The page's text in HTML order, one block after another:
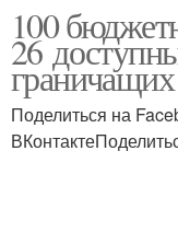
100
26
Поделиться на